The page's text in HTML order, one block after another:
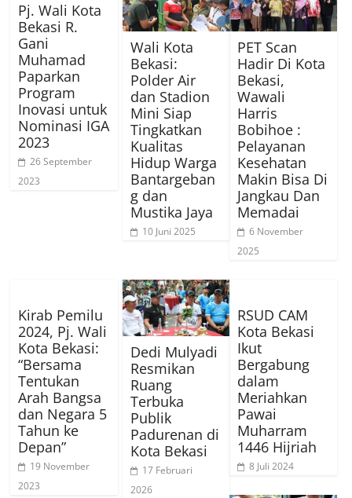
Pj. Wali Kota
Bekasi R.
Gani
Muhamad
Paparkan
Program
Inovasi untuk
Nominasi IGA
2023
26 September
2023
Wali Kota
Bekasi:
Polder Air
dan Stadion
Mini Siap
Tingkatkan
Kualitas
Hidup Warga
Bantargeban
g dan
Mustika Jaya
10 Juni 2025
PET Scan
Hadir Di Kota
Bekasi,
Wawali
Harris
Bobihoe :
Pelayanan
Kesehatan
Makin Bisa Di
Jangkau Dan
Memadai
6 November
2025
Kirab Pemilu
2024, Pj. Wali
Kota Bekasi:
“Bersama
Tentukan
Arah Bangsa
dan Negara 5
Tahun ke
Depan”
19 November
2023
Dedi Mulyadi
Resmikan
Ruang
Terbuka
Publik
Padurenan di
Kota Bekasi
17 Februari
2026
RSUD CAM
Kota Bekasi
Ikut
Bergabung
dalam
Meriahkan
Pawai
Muharram
1446 Hijriah
8 Juli 2024